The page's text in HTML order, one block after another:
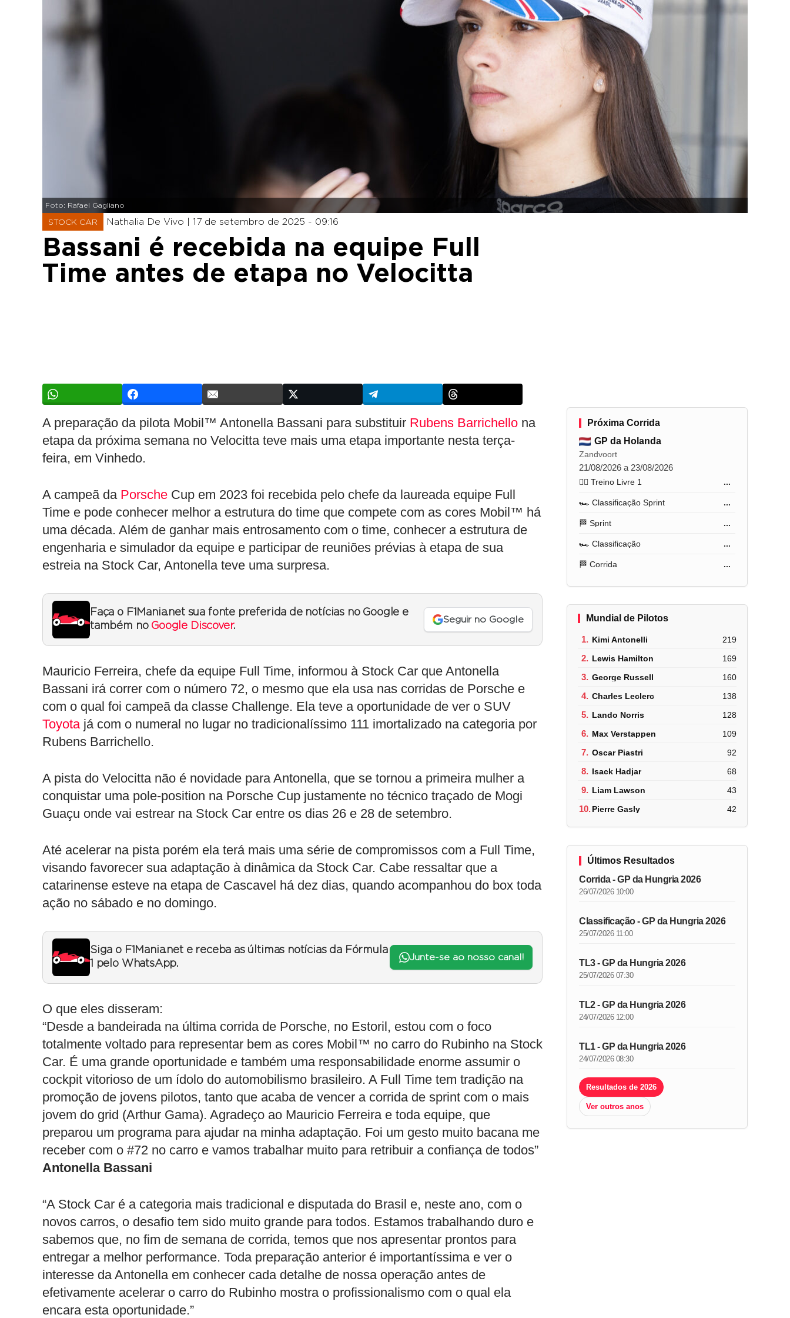
Foto: Rafael Gagliano
STOCK CAR Nathalia De Vivo | 17 de setembro de 2025 - 09:16
Bassani é recebida na equipe Full
Time antes de etapa no Velocitta
A preparação da pilota Mobil™ Antonella Bassani para substituir Rubens Barrichello na
etapa da próxima semana no Velocitta teve mais uma etapa importante nesta terça-
feira, em Vinhedo.
A campeã da Porsche Cup em 2023 foi recebida pelo chefe da laureada equipe Full
Time e pode conhecer melhor a estrutura do time que compete com as cores Mobil™ há
uma década. Além de ganhar mais entrosamento com o time, conhecer a estrutura de
engenharia e simulador da equipe e participar de reuniões prévias à etapa de sua
estreia na Stock Car, Antonella teve uma surpresa.
Faça o F1Mania.net sua fonte preferida de notícias no Google e
também no Google Discover.
Seguir no Google
Mauricio Ferreira, chefe da equipe Full Time, informou à Stock Car que Antonella
Bassani irá correr com o número 72, o mesmo que ela usa nas corridas de Porsche e
com o qual foi campeã da classe Challenge. Ela teve a oportunidade de ver o SUV
Toyotajá com o numeral no lugar no tradicionalíssimo 111 imortalizado na categoria por
Rubens Barrichello.
A pista do Velocitta não é novidade para Antonella, que se tornou a primeira mulher a
conquistar uma pole-position na Porsche Cup justamente no técnico traçado de Mogi
Guaçu onde vai estrear na Stock Car entre os dias 26 e 28 de setembro.
Até acelerar na pista porém ela terá mais uma série de compromissos com a Full Time,
visando favorecer sua adaptação à dinâmica da Stock Car. Cabe ressaltar que a
catarinense esteve na etapa de Cascavel há dez dias, quando acompanhou do box toda
ação no sábado e no domingo.
Siga o F1Mania.net e receba as últimas notícias da Fórmula
1 pelo WhatsApp.
Junte-se ao nosso canal!
O que eles disseram:
“Desde a bandeirada na última corrida de Porsche, no Estoril, estou com o foco
totalmente voltado para representar bem as cores Mobil™ no carro do Rubinho na Stock
Car. É uma grande oportunidade e também uma responsabilidade enorme assumir o
cockpit vitorioso de um ídolo do automobilismo brasileiro. A Full Time tem tradição na
promoção de jovens pilotos, tanto que acaba de vencer a corrida de sprint com o mais
jovem do grid (Arthur Gama). Agradeço ao Mauricio Ferreira e toda equipe, que
preparou um programa para ajudar na minha adaptação. Foi um gesto muito bacana me
receber com o #72 no carro e vamos trabalhar muito para retribuir a confiança de todos”
Antonella Bassani
“A Stock Car é a categoria mais tradicional e disputada do Brasil e, neste ano, com o
novos carros, o desafio tem sido muito grande para todos. Estamos trabalhando duro e
sabemos que, no fim de semana de corrida, temos que nos apresentar prontos para
entregar a melhor performance. Toda preparação anterior é importantíssima e ver o
interesse da Antonella em conhecer cada detalhe de nossa operação antes de
efetivamente acelerar o carro do Rubinho mostra o profissionalismo com o qual ela
encara esta oportunidade.”
Próxima Corrida
GP da Holanda
Zandvoort
21/08/2026 a 23/08/2026
🏋️‍♂️ Treino Livre 1 ...
🏎️ Classificação Sprint ...
🏁 Sprint ...
🏎️ Classificação ...
🏁 Corrida ...
Mundial de Pilotos
1. Kimi Antonelli 219
2. Lewis Hamilton 169
3. George Russell 160
4. Charles Leclerc 138
5. Lando Norris 128
6. Max Verstappen 109
7. Oscar Piastri 92
8. Isack Hadjar 68
9. Liam Lawson 43
10.Pierre Gasly 42
Últimos Resultados
Corrida - GP da Hungria 2026
26/07/2026 10:00
Classificação - GP da Hungria 2026
25/07/2026 11:00
TL3 - GP da Hungria 2026
25/07/2026 07:30
TL2 - GP da Hungria 2026
24/07/2026 12:00
TL1 - GP da Hungria 2026
24/07/2026 08:30
Resultados de 2026
Ver outros anos